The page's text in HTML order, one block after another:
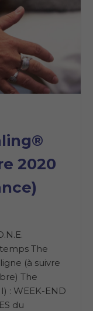
2020
The
(à suivre
The
: WEEK-END
du